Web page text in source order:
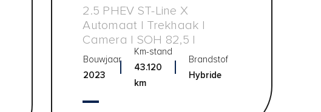
2.5 PHEV ST-Line X
Automaat | Trekhaak |
Camera | SOH 82,5 |
Bouwjaar
2023
Km-stand
43.120
km
Brandstof
Hybride